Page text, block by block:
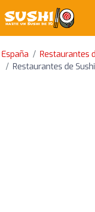
España Restaurantes
Restaurantes de